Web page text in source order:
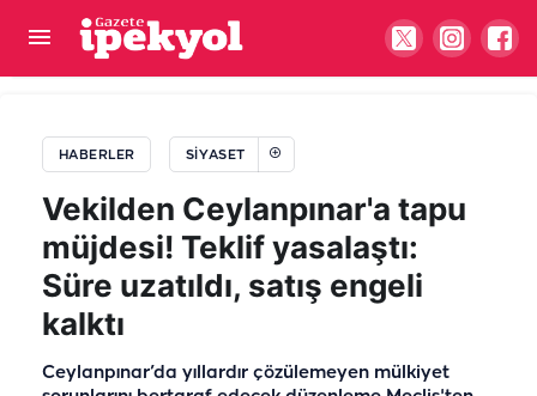
HABERLER SIYASET
Vekilden Ceylanpınar'a tapu
müjdesi! Teklif yasalaştı:
Süre uzatıldı, satış engeli
kalktı
Ceylanpınar’da yıllardır çözülemeyen mülkiyet
"Suruç'ta 100 Bin Dönüm Tarla Boş Kaldı"...